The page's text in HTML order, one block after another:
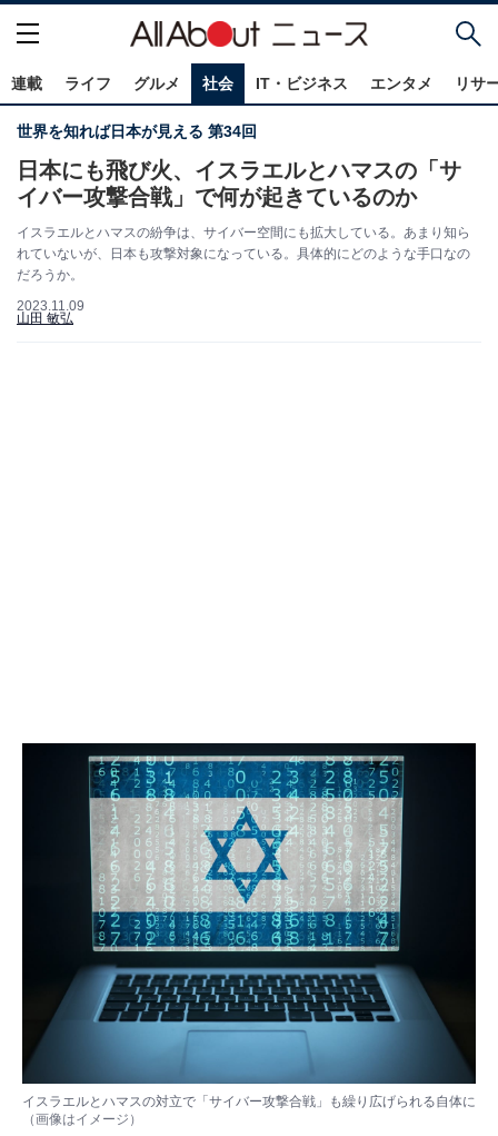
連載 ライフ グルメ 社会 IT・ビジネス エンタメ リサ
世界を知れば日本が見える 第34回
日本にも飛び火、イスラエルとハマスの「サ
イバー攻撃合戦」で何が起きているのか
イスラエルとハマスの紛争は、サイバー空間にも拡大している。あまり知ら
れていないが、日本も攻撃対象になっている。具体的にどのような手口なの
だろうか。
2023.11.09
山田 敏弘
イスラエルとハマスの対立で「サイバー攻撃合戦」も繰り広げられる自体に
（画像はイメージ）